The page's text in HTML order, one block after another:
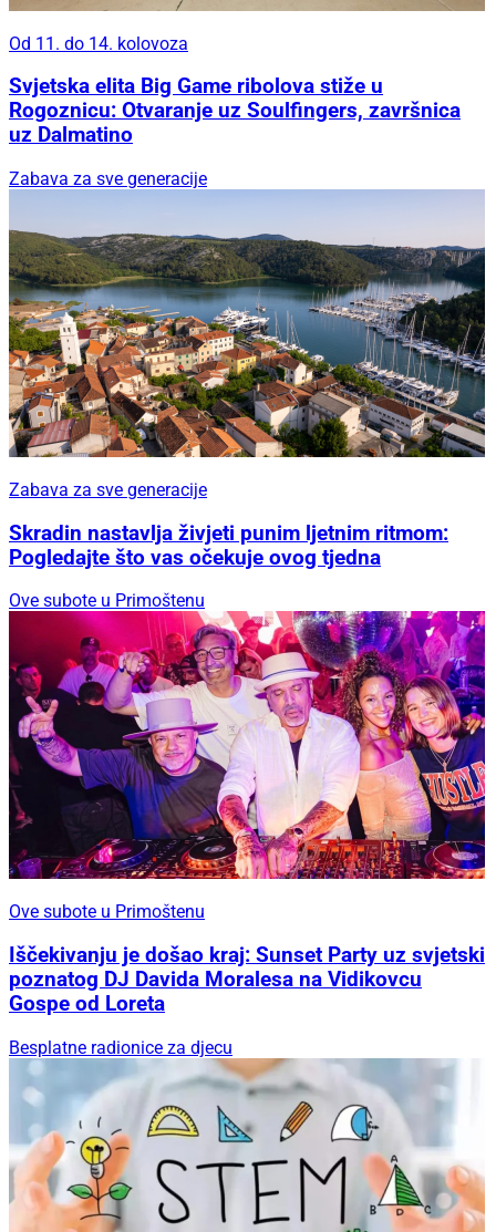
Od 11. do 14. kolovoza
Svjetska elita Big Game ribolova stiže u
Rogoznicu: Otvaranje uz Soulfingers, završnica
uz Dalmatino
Zabava za sve generacije
Zabava za sve generacije
Skradin nastavlja živjeti punim ljetnim ritmom:
Pogledajte što vas očekuje ovog tjedna
Ove subote u Primoštenu
Ove subote u Primoštenu
Iščekivanju je došao kraj: Sunset Party uz svjetski
poznatog DJ Davida Moralesa na Vidikovcu
Gospe od Loreta
Besplatne radionice za djecu